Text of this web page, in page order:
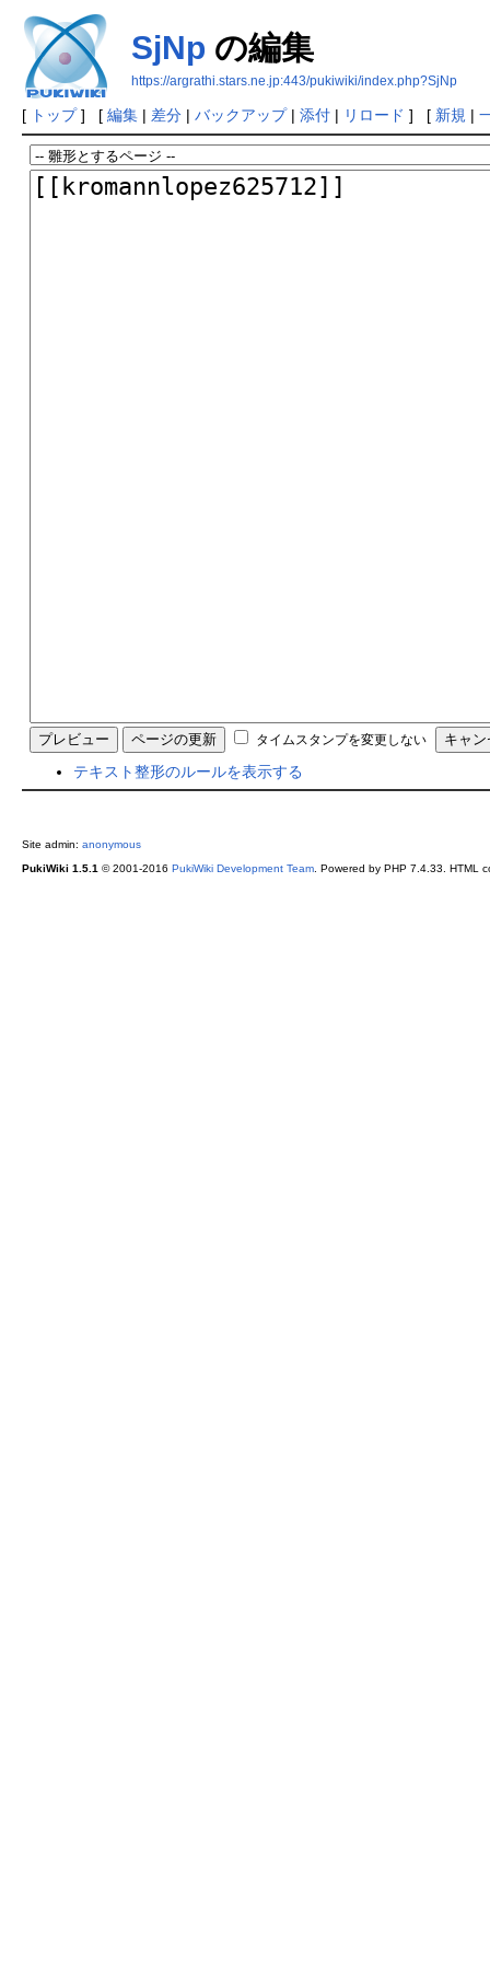
SjNp の編集
https://argrathi.stars.ne.jp:443/pukiwiki/index.php?SjNp
[ トップ] [ 編集| 差分| バックアップ| 添付| リロード ] [ 新規 |
タイムスタンプを変更しない
テキスト整形のルールを表示する
Site admin: anonymous
PukiWiki 1.5.1 © 2001-2016 PukiWiki Development Team. Powered by PHP 7.4.33. HTML